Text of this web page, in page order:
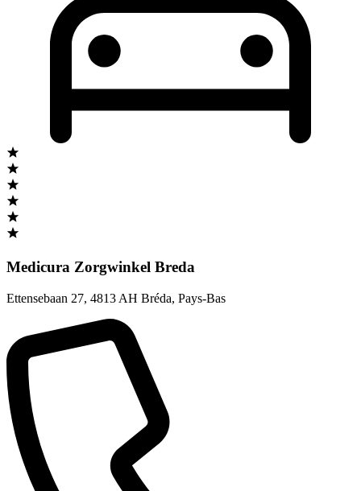
Medicura Zorgwinkel Breda
Ettensebaan 27, 4813 AH Bréda, Pays-Bas